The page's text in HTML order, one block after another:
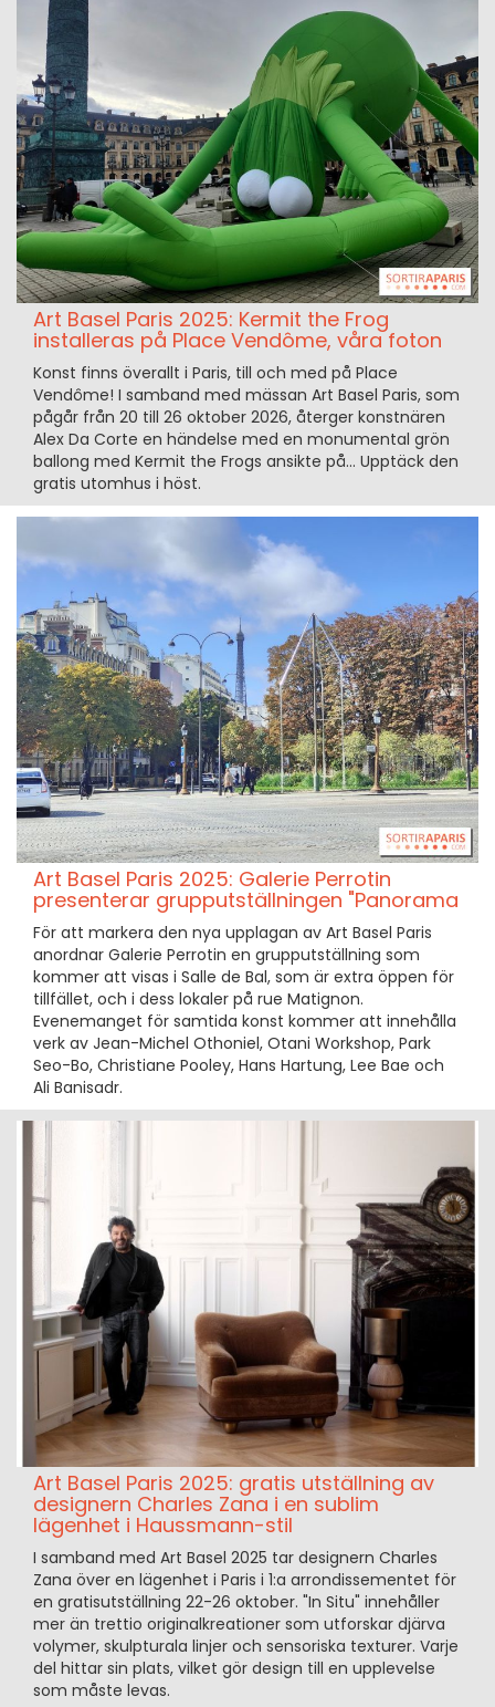
Art Basel Paris 2025: Kermit the Frog
installeras på Place Vendôme, våra foton
Konst finns överallt i Paris, till och med på Place
Vendôme! I samband med mässan Art Basel Paris, som
pågår från 20 till 26 oktober 2026, återger konstnären
Alex Da Corte en händelse med en monumental grön
ballong med Kermit the Frogs ansikte på... Upptäck den
gratis utomhus i höst.
Art Basel Paris 2025: Galerie Perrotin
presenterar grupputställningen "Panorama
För att markera den nya upplagan av Art Basel Paris
anordnar Galerie Perrotin en grupputställning som
kommer att visas i Salle de Bal, som är extra öppen för
tillfället, och i dess lokaler på rue Matignon.
Evenemanget för samtida konst kommer att innehålla
verk av Jean-Michel Othoniel, Otani Workshop, Park
Seo-Bo, Christiane Pooley, Hans Hartung, Lee Bae och
Ali Banisadr.
Art Basel Paris 2025: gratis utställning av
designern Charles Zana i en sublim
lägenhet i Haussmann-stil
I samband med Art Basel 2025 tar designern Charles
Zana över en lägenhet i Paris i 1:a arrondissementet för
en gratisutställning 22-26 oktober. "In Situ" innehåller
mer än trettio originalkreationer som utforskar djärva
volymer, skulpturala linjer och sensoriska texturer. Varje
del hittar sin plats, vilket gör design till en upplevelse
som måste levas.